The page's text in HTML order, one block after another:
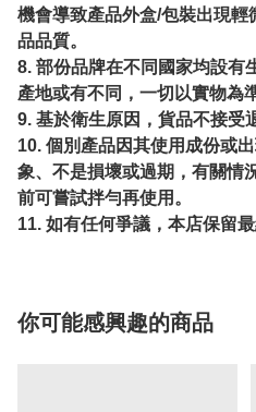
機會導致產品外盒/包裝出現
品品質。
8. 部份品牌在不同國家均設有
產地或有不同，一切以實物為準
9. 基於衛生原因，貨品不接受
10. 個別產品因其使用成份或
象、不是損壞或過期，有關情
前可嘗試拌勻再使用。
11. 如有任何爭議，本店保留最
你可能感興趣的商品